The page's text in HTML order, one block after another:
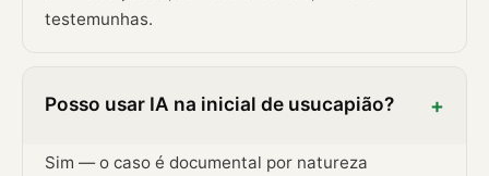
testemunhas.
Posso usar IA na inicial de usucapião? +
Sim — o caso é documental por natureza